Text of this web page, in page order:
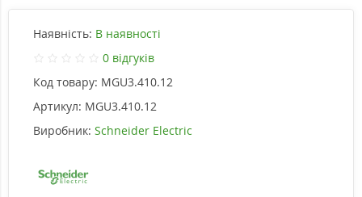
Наявність: В наявності
0 відгуків
Код товару: MGU3.410.12
Артикул: MGU3.410.12
Виробник: Schneider Electric